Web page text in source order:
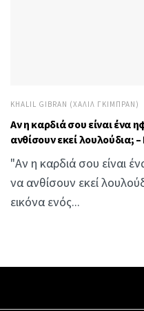
KHALIL GIBRAN (ΧΑΛΊΛ ΓΚΙΜΠΡΆΝ)
Αν η καρδιά σου είναι ένα
ανθίσουν εκεί λουλούδια;
"Αν η καρδιά σου είναι
να ανθίσουν εκεί
εικόνα ενός...